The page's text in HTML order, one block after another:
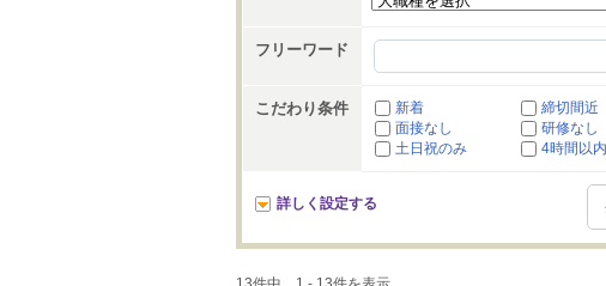
フリーワード
こだわり条件 新着 締切間近
面接なし
研修なし
土日祝のみ
4時間以内
詳しく設定する